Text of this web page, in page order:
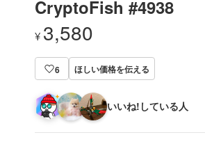
CryptoFish #4938
¥ 3,580
6 ほしい価格を伝える
いいね!している人